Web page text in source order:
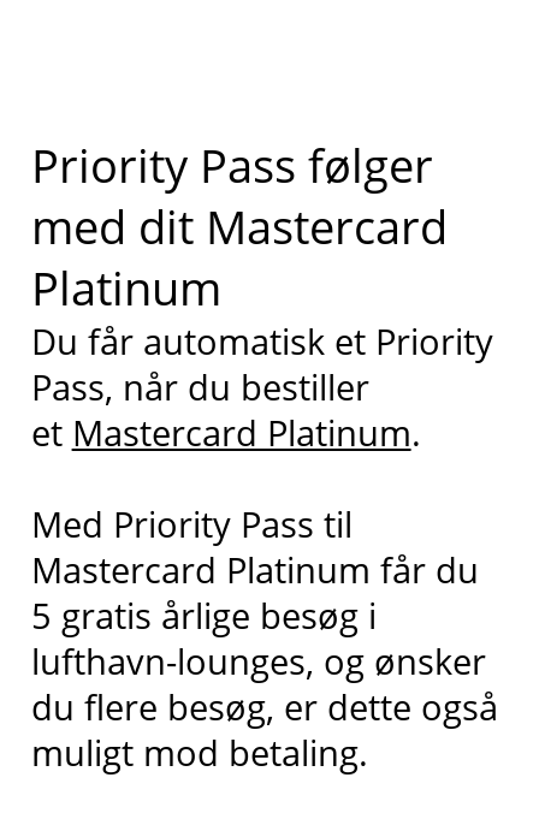
Priority Pass følger
med dit Mastercard
Platinum
Du får automatisk et Priority
Pass, når du bestiller
et Mastercard Platinum.
Med Priority Pass til
Mastercard Platinum får du
5 gratis årlige besøg i
lufthavn-lounges, og ønsker
du flere besøg, er dette også
muligt mod betaling.